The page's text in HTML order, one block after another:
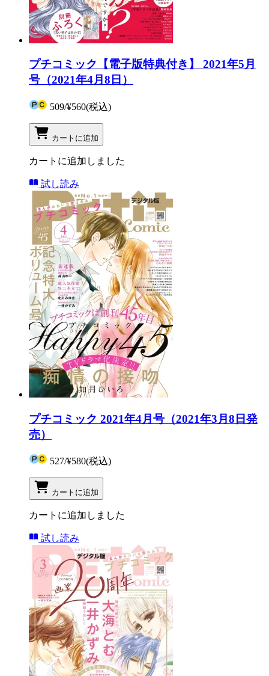
プチコミック【電子版特典付き】 2021年5月
号（2021年4月8日）
509/¥560(税込)
カートに追加
カートに追加しました
試し読み
プチコミック 2021年4月号（2021年3月8日発
売）
527/¥580(税込)
カートに追加
カートに追加しました
試し読み